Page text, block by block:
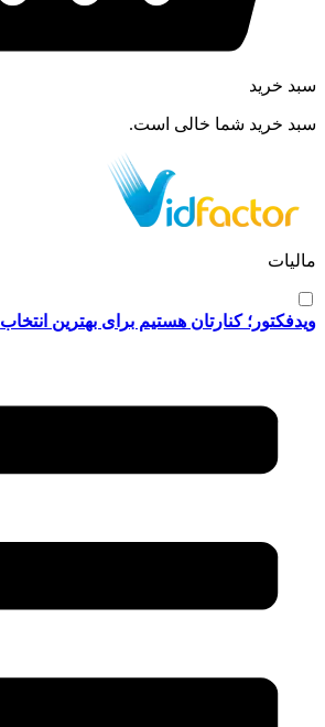
سبد خرید
سبد خرید شما خالی است.
مالیات
ویدفکتور؛ کنارتان هستیم برای بهترین انتخاب